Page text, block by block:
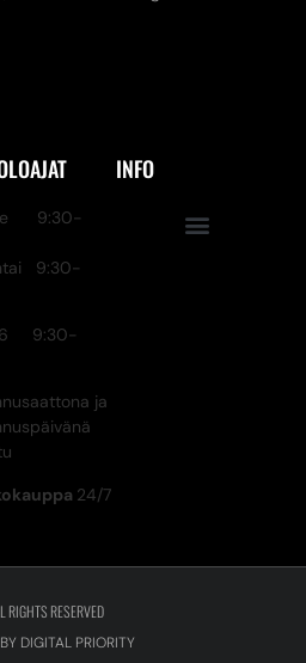
9:30-
9:30-
9:30-
ja
24/7
INFO
RESERVED
DIGITAL PRIORITY